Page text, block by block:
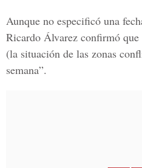
Aunque no especificó una
Ricardo Álvarez confirmó
(la situación de las zonas
semana”.